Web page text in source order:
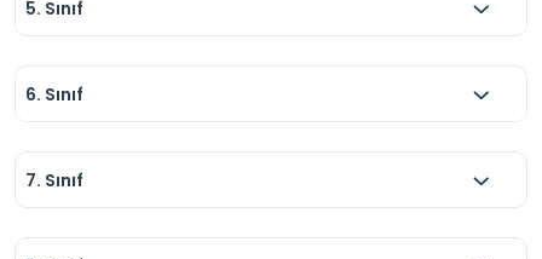
5. Sınıf
6. Sınıf
7. Sınıf